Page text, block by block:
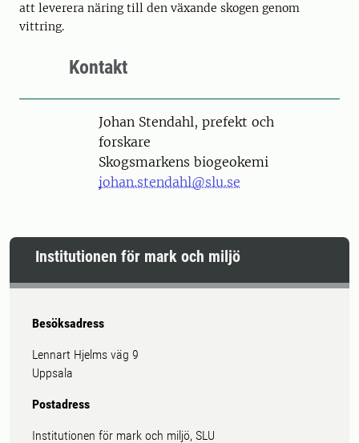
att leverera näring till den växande skogen genom
vittring.
Kontakt
PersonJohan Stendahl, prefekt och
forskare
Skogsmarkens biogeokemi
johan.stendahl@slu.se
Institutionen för mark och miljö
Besöksadress
Lennart Hjelms väg 9
Uppsala
Postadress
Institutionen för mark och miljö, SLU